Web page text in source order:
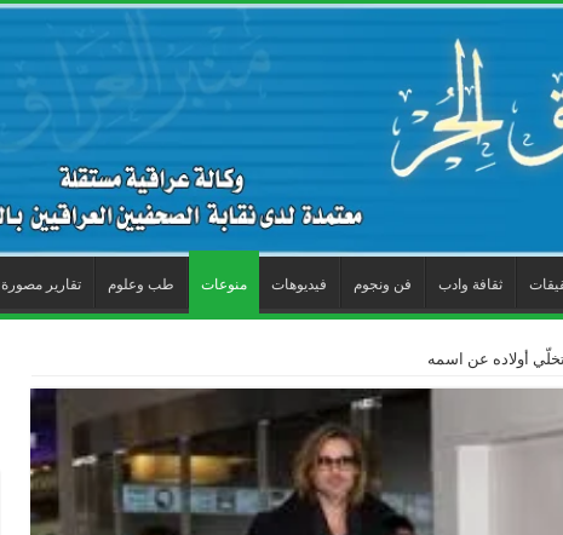
ثقافة وادب فن ونجوم فيديوهات منوعات طب وعلوم تقارير مصورة
تخلّي أولاده عن اسمه